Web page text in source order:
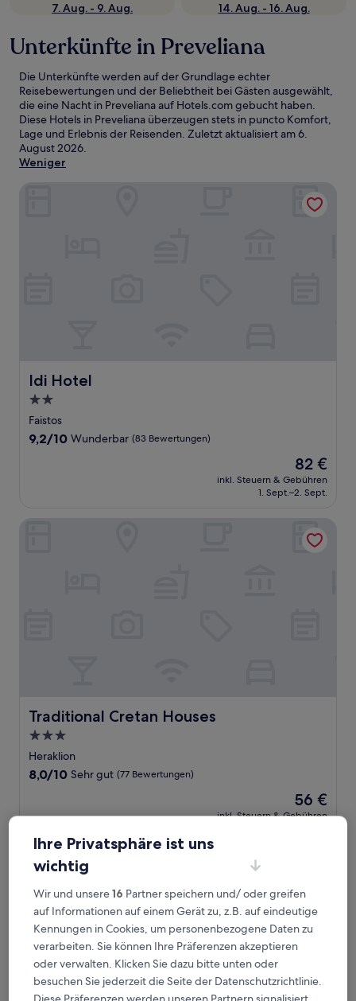
7. Aug. - 9. Aug.
14. Aug. - 16. Aug.
Unterkünfte in Preveliana
Die Unterkünfte werden auf der Grundlage echter
Reisebewertungen und der Beliebtheit bei Gästen ausgewählt,
die eine Nacht in Preveliana auf Hotels.com gebucht haben.
Diese Hotels in Preveliana überzeugen stets in puncto Komfort,
Lage und Erlebnis der Reisenden. Zuletzt aktualisiert am6.
August 2026.
Weniger
Idi Hotel
Idi Hotel
2.0-
Sterne-
Unterkunft
Faistos
9.2
9,2/10 Wunderbar (83 Bewertungen)
Der
Preis
beträgt
82 €
inkl. Steuern & Gebühren
1. Sept.–2. Sept.
Traditional Cretan Houses
Traditional Cretan Houses
3.0-
Sterne-
Unterkunft
Heraklion
8.0
Sehr
(77
Bewertungen)
8,0/10 Sehr gut (77 Bewertungen)
Der
Preis
56 €
inkl. Steuern & Gebühren
Aetovigla Traditional Guest Houses
Ihre Privatsphäre ist uns
wichtig
Wir und unsere16 Partner speichern und/ oder greifen
auf Informationen auf einem Gerät zu, z.B. auf eindeutige
Kennungen in Cookies, um personenbezogene Daten zu
verarbeiten. Sie können Ihre Präferenzen akzeptieren
oder verwalten. Klicken Sie dazu bitte unten oder
besuchen Sie jederzeit die Seite der Datenschutzrichtlinie.